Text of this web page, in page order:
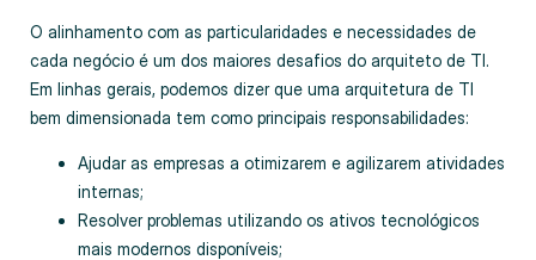
O alinhamento com as particularidades e necessidades de
cada negócio é um dos maiores desafios do arquiteto de TI.
Em linhas gerais, podemos dizer que uma arquitetura de TI
bem dimensionada tem como principais responsabilidades:
Ajudar as empresas a otimizarem e agilizarem atividades
internas;
Resolver problemas utilizando os ativos tecnológicos
mais modernos disponíveis;